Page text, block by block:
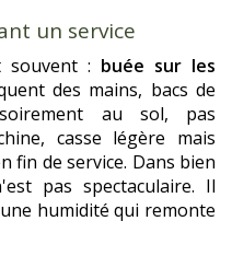
un service
souvent : buée sur les
des mains, bacs de
au sol, pas
casse légère mais
fin de service. Dans bien
pas spectaculaire. Il
humidité qui remonte